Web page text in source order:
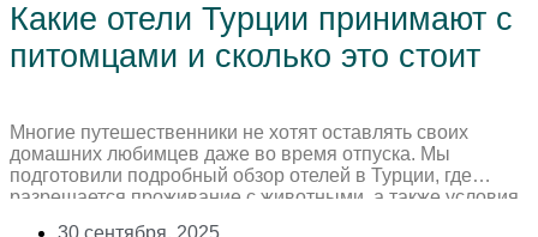
Какие отели Турции принимают с
питомцами и сколько это стоит
Многие путешественники не хотят оставлять своих
домашних любимцев даже во время отпуска. Мы
подготовили подробный обзор отелей в Турции, где
разрешается проживание с животными, а также условия
30 сентября, 2025